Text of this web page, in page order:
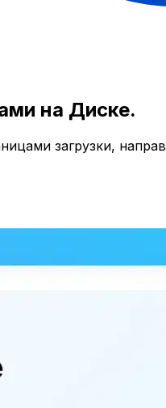
на Диске.
загрузки,